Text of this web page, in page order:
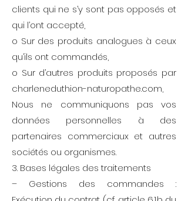
clients qui ne s’y sont pas opposés et
qui l’ont accepté,
o Sur des produits analogues à ceux
qu’ils ont commandés,
o Sur d’autres produits proposés par
charleneduthion-naturopathe.com,
Nous ne communiquons pas vos
données personnelles à des
partenaires commerciaux et autres
sociétés ou organismes.
3. Bases légales des traitements
– Gestions des commandes :